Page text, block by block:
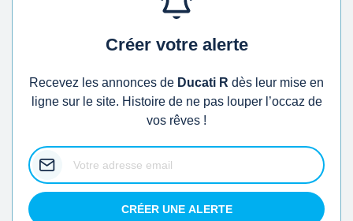
Créer votre alerte
Recevez les annonces de Ducati R dès leur mise en
ligne sur le site. Histoire de ne pas louper l’occaz de
vos rêves !
CRÉER UNE ALERTE